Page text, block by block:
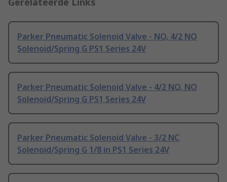
Parker Pneumatic Solenoid Valve - NO, 4/2 NO
Solenoid/Spring G PS1 Series 24V
Parker Pneumatic Solenoid Valve - 4/2 NO, NO
Solenoid/Spring G PS1 Series 24V
Parker Pneumatic Solenoid Valve - 3/2 NC
Solenoid/Spring G 1/8 in PS1 Series 24V